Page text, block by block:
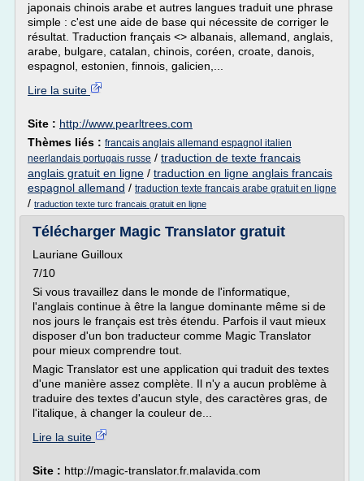
japonais chinois arabe et autres langues traduit une phrase
simple : c'est une aide de base qui nécessite de corriger le
résultat. Traduction français <> albanais, allemand, anglais,
arabe, bulgare, catalan, chinois, coréen, croate, danois,
espagnol, estonien, finnois, galicien,...
Lire la suite
Site : http://www.pearltrees.com
Thèmes liés : francais anglais allemand espagnol italien
neerlandais portugais russe / traduction de texte francais
anglais gratuit en ligne / traduction en ligne anglais francais
espagnol allemand / traduction texte francais arabe gratuit en ligne
/ traduction texte turc francais gratuit en ligne
Télécharger Magic Translator gratuit
Lauriane Guilloux
7/10
Si vous travaillez dans le monde de l'informatique,
l'anglais continue à être la langue dominante même si de
nos jours le français est très étendu. Parfois il vaut mieux
disposer d'un bon traducteur comme Magic Translator
pour mieux comprendre tout.
Magic Translator est une application qui traduit des textes
d'une manière assez complète. Il n'y a aucun problème à
traduire des textes d'aucun style, des caractères gras, de
l'italique, à changer la couleur de...
Lire la suite
Site : http://magic-translator.fr.malavida.com